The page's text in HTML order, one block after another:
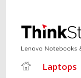
Laptops